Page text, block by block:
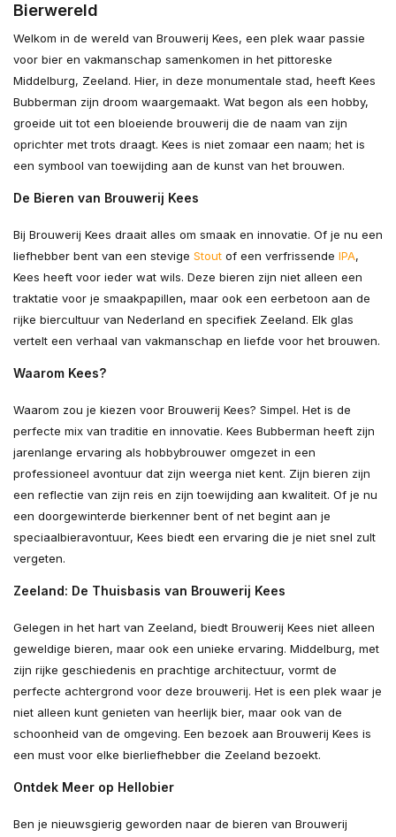
Bierwereld
Welkom in de wereld van Brouwerij Kees, een plek waar passie
voor bier en vakmanschap samenkomen in het pittoreske
Middelburg, Zeeland. Hier, in deze monumentale stad, heeft Kees
Bubberman zijn droom waargemaakt. Wat begon als een hobby,
groeide uit tot een bloeiende brouwerij die de naam van zijn
oprichter met trots draagt. Kees is niet zomaar een naam; het is
een symbool van toewijding aan de kunst van het brouwen.
De Bieren van Brouwerij Kees
Bij Brouwerij Kees draait alles om smaak en innovatie. Of je nu een
liefhebber bent van een stevige Stout of een verfrissende IPA,
Kees heeft voor ieder wat wils. Deze bieren zijn niet alleen een
traktatie voor je smaakpapillen, maar ook een eerbetoon aan de
rijke biercultuur van Nederland en specifiek Zeeland. Elk glas
vertelt een verhaal van vakmanschap en liefde voor het brouwen.
Waarom Kees?
Waarom zou je kiezen voor Brouwerij Kees? Simpel. Het is de
perfecte mix van traditie en innovatie. Kees Bubberman heeft zijn
jarenlange ervaring als hobbybrouwer omgezet in een
professioneel avontuur dat zijn weerga niet kent. Zijn bieren zijn
een reflectie van zijn reis en zijn toewijding aan kwaliteit. Of je nu
een doorgewinterde bierkenner bent of net begint aan je
speciaalbieravontuur, Kees biedt een ervaring die je niet snel zult
vergeten.
Zeeland: De Thuisbasis van Brouwerij Kees
Gelegen in het hart van Zeeland, biedt Brouwerij Kees niet alleen
geweldige bieren, maar ook een unieke ervaring. Middelburg, met
zijn rijke geschiedenis en prachtige architectuur, vormt de
perfecte achtergrond voor deze brouwerij. Het is een plek waar je
niet alleen kunt genieten van heerlijk bier, maar ook van de
schoonheid van de omgeving. Een bezoek aan Brouwerij Kees is
een must voor elke bierliefhebber die Zeeland bezoekt.
Ontdek Meer op Hellobier
Ben je nieuwsgierig geworden naar de bieren van Brouwerij